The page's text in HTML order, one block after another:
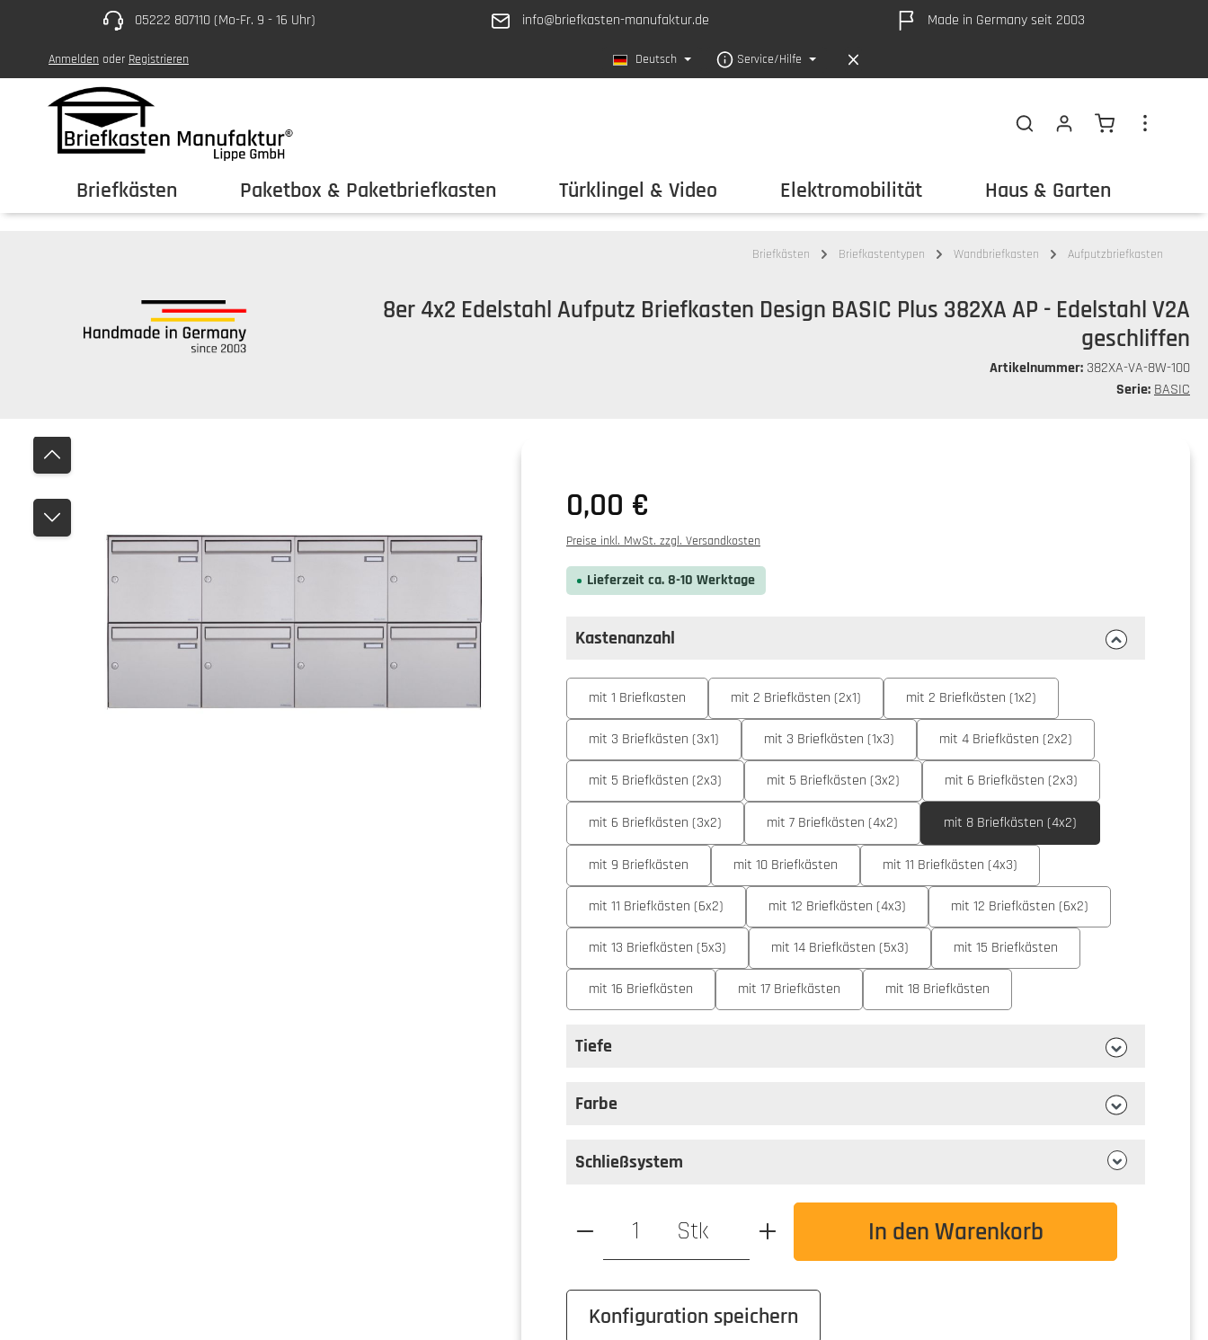
Hauptinhalt springen
Zur Hauptnavigation springen05222 807110 (Mo-Fr. 9 - 16 Uhr) info@briefkasten-manufaktur.de Made in Germany seit 2003
Anmelden oder Registrieren Deutsch Service/Hilfe
Warenkorb
Briefkästen Paketbox & Paketbriefkasten Türklingel & Video Elektromobilität Haus & Garten
Briefkästen Briefkastentypen Wandbriefkasten Aufputzbriefkasten
8er 4x2 Edelstahl Aufputz Briefkasten Design BASIC Plus 382XA AP - Edelstahl V2A
geschliffen
Artikelnummer: 382XA-VA-8W-100
Serie: BASIC
Bildergalerie überspringen
0,00 €
Preise inkl. MwSt. zzgl. Versandkosten
Lieferzeit ca. 8-10 Werktage
Kastenanzahl
Kastenanzahlauswählen
mit 1 Briefkasten mit 2 Briefkästen (2x1) mit 2 Briefkästen (1x2)
mit 3 Briefkästen (3x1) mit 3 Briefkästen (1x3) mit 4 Briefkästen (2x2)
mit 5 Briefkästen (2x3) mit 5 Briefkästen (3x2) mit 6 Briefkästen (2x3)
mit 6 Briefkästen (3x2) mit 7 Briefkästen (4x2) mit 8 Briefkästen (4x2)
mit 9 Briefkästen mit 10 Briefkästen mit 11 Briefkästen (4x3)
mit 11 Briefkästen (6x2) mit 12 Briefkästen (4x3) mit 12 Briefkästen (6x2)
mit 13 Briefkästen (5x3) mit 14 Briefkästen (5x3) mit 15 Briefkästen
mit 16 Briefkästen mit 17 Briefkästen mit 18 Briefkästen
Tiefe
Farbe
Schließsystem
Produkt Anzahl: Gib den gewünschten Wert ein oder benutze die
Stk In den Warenkorb
Konfiguration speichern